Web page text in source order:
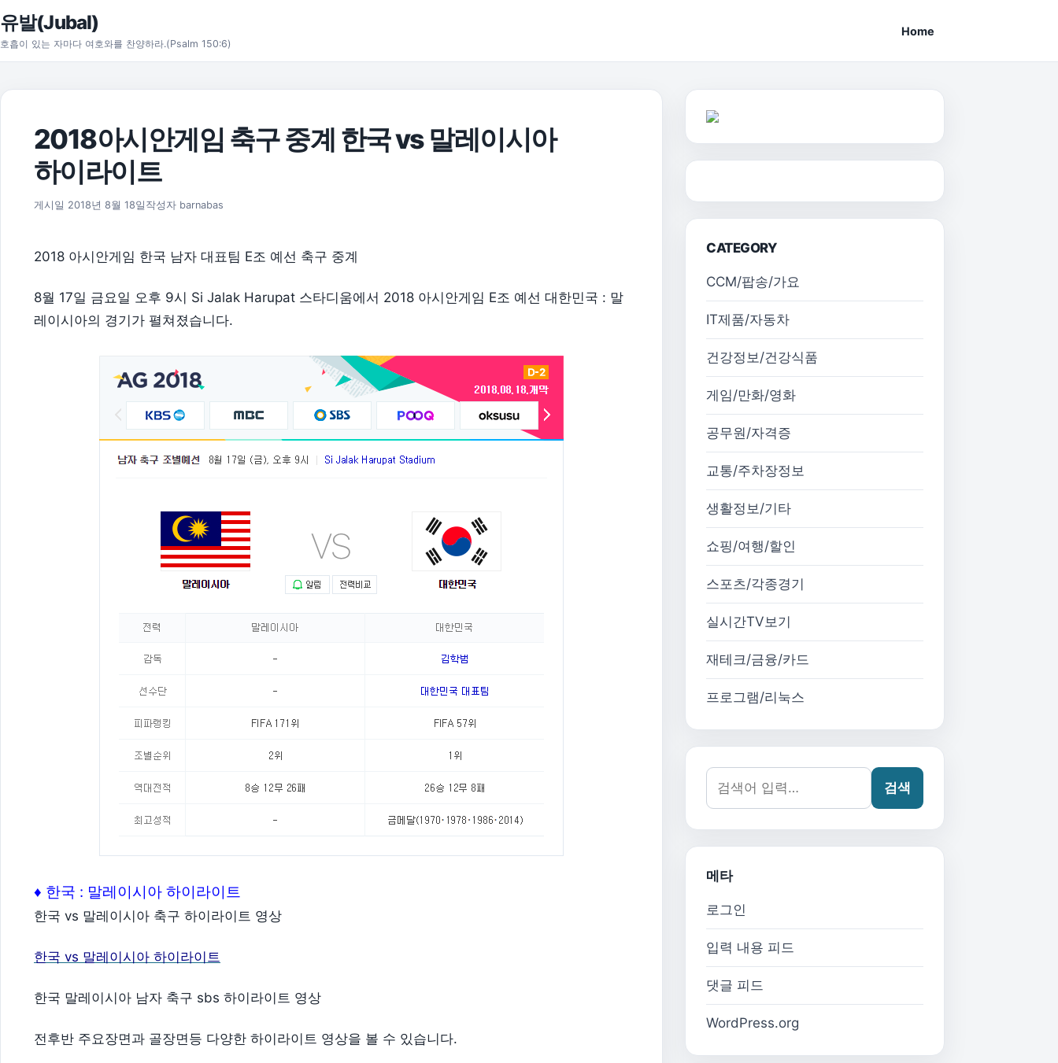
본문으로 건너뛰기
유발(Jubal)
호흡이 있는 자마다 여호와를 찬양하라.(Psalm 150:6)
Home
2018아시안게임 축구 중계 한국 vs 말레이시아
하이라이트
게시일 2018년 8월 18일 2018년 8월 30일
작성자 barnabas
2018 아시안게임 한국 남자 대표팀 E조 예선 축구 중계
8월 17일 금요일 오후 9시 Si Jalak Harupat 스타디움에서 2018 아시안게임 E조 예선 대한민국 : 말
레이시아의 경기가 펼쳐졌습니다.
♦ 한국 : 말레이시아 하이라이트
한국 vs 말레이시아 축구 하이라이트 영상
한국 vs 말레이시아 하이라이트
한국 말레이시아 남자 축구 sbs 하이라이트 영상
전후반 주요장면과 골장면등 다양한 하이라이트 영상을 볼 수 있습니다.
CATEGORY
CCM/팝송/가요
IT제품/자동차
건강정보/건강식품
게임/만화/영화
공무원/자격증
교통/주차장정보
생활정보/기타
쇼핑/여행/할인
스포츠/각종경기
실시간TV보기
재테크/금융/카드
프로그램/리눅스
검색어:
검색
메타
로그인
입력 내용 피드
댓글 피드
WordPress.org